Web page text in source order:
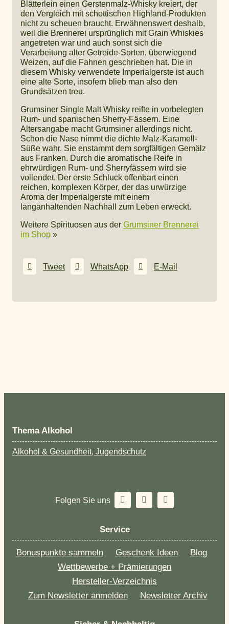
Blätterlein einen Gerstenmalz-Whisky kreiert, der
den Vergleich mit schottischen Highland-Produkten
nicht zu scheuen braucht. Erwähnenswert deshalb,
weil die Brennerei ursprünglich mit Grain Whiskies
angetreten war und auch sonst sich die
Verarbeitung alter Getreide-Sorten, überwiegend
Weizen, auf die Fahnen geschrieben hat. Die in
diesem Whisky verwendete Imperialgerste ist auch
eine alte Sorte, insofern blieb man also den
Grundsätzen treu.
Grumsiner Single Malt Whisky reifte in vorbelegten
Rum- und spanischen Sherry-Fässern. Eine
Altersangabe macht Grumsiner allerdings nicht.
Schon die Nase nimmt die dichte Malz-Karamell-
Süße wahr. Sie enstammt dem sorgfältigen Gemälz
aus Franken. Durch die aromatische Reife in
ehrwürdigen Rum- und Sherryfässern wird sie
vollendet. Der erste Schluck offenbart einen
reichen, komplexen Körper, der das urwürzige
Aroma der Imperialgerste mit einem
langanhaltenden Nachhall zum Leben erweckt.
Weitere Spirituosen aus der Grumsiner Brennerei
im Shop »
Tweet WhatsApp E-Mail
Thema Alkohol
Alkohol & Gesundheit, Jugendschutz
Folgen Sie uns
Service
Bonuspunkte sammeln Geschenk Ideen
Blog
Wettbewerbe + Prämierungen
Hersteller-Verzeichnis
Zum Newsletter anmelden
Newsletter Archiv